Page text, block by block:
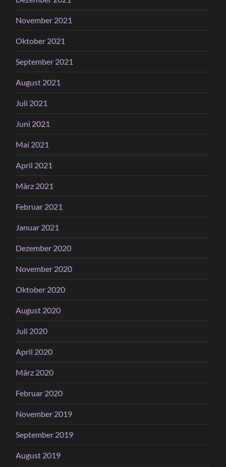
November 2021
Oktober 2021
September 2021
August 2021
Juli 2021
Juni 2021
Mai 2021
April 2021
März 2021
Februar 2021
Januar 2021
Dezember 2020
November 2020
Oktober 2020
August 2020
Juli 2020
April 2020
März 2020
Februar 2020
November 2019
September 2019
August 2019